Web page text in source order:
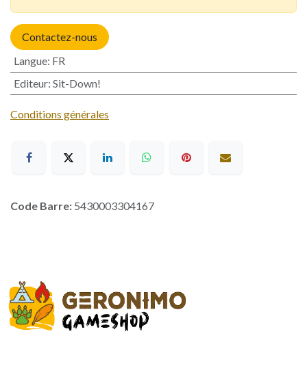
Contactez-nous
Langue: FR
Editeur: Sit-Down!
Conditions générales
Code Barre: 5430003304167